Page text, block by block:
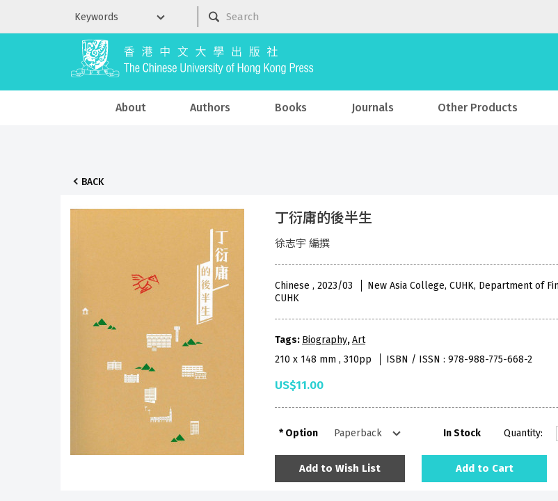
About Authors Books Journals Other Products
BACK
丁衍庸的後半生
徐志宇 編撰
Chinese , 2023/03
New Asia College, CUHK, Department of
CUHK
Tags: Biography,Art
210 x 148 mm , 310pp
ISBN / ISSN : 978-988-775-668-2
US$11.00
Option In Stock Quantity:
Add to Wish List Add to Cart